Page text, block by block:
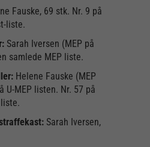
Fauske, 69 stk. Nr. 9 på
liste.
Sarah Iversen (MEP på
samlede MEP liste.
Helene Fauske (MEP
U-MEP listen. Nr. 57 på
Sarah Iversen,